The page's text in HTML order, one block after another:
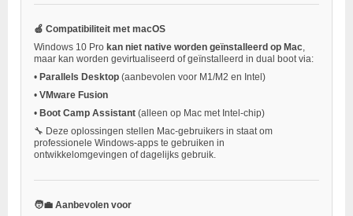
🍏 Compatibiliteit met macOS
Windows 10 Pro kan niet native worden geïnstalleerd op Mac
maar kan worden gevirtualiseerd of geïnstalleerd in dual boot via:
• Parallels Desktop (aanbevolen voor M1/M2 en Intel)
• VMware Fusion
• Boot Camp Assistant (alleen op Mac met Intel-chip)
🔧 Deze oplossingen stellen Mac-gebruikers in staat om
professionele Windows-apps te gebruiken in
ontwikkelomgevingen of dagelijks gebruik.
🧑‍💼 Aanbevolen voor